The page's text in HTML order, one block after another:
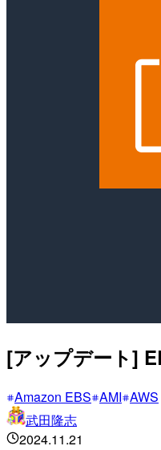
[アップデート]
Amazon EBS AMI AWS
武田隆志
2024.11.21